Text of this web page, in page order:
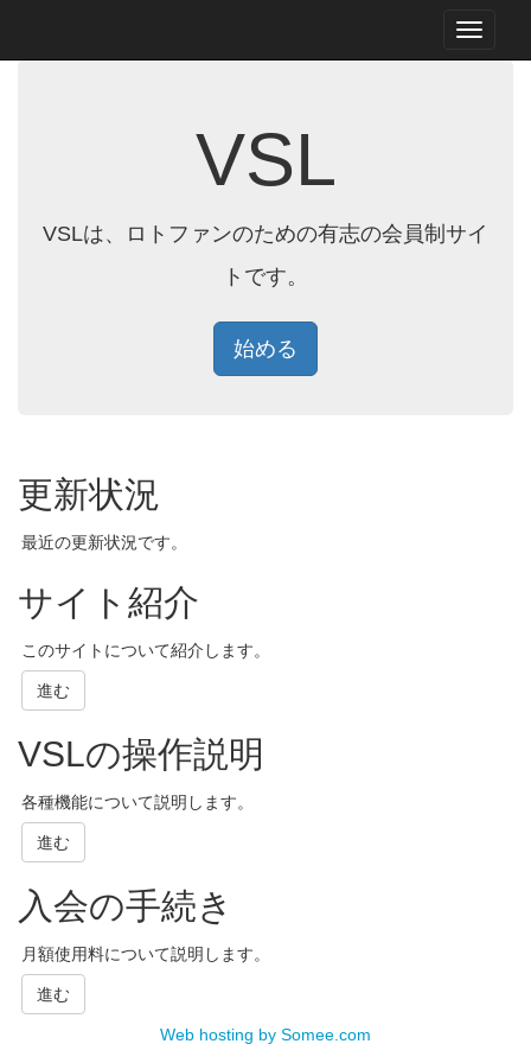
VSL
VSLは、ロトファンのための有志の会員制サイ
トです。
始める
更新状況
最近の更新状況です。
サイト紹介
このサイトについて紹介します。
進む
VSLの操作説明
各種機能について説明します。
進む
入会の手続き
月額使用料について説明します。
進む
Web hosting by Somee.com